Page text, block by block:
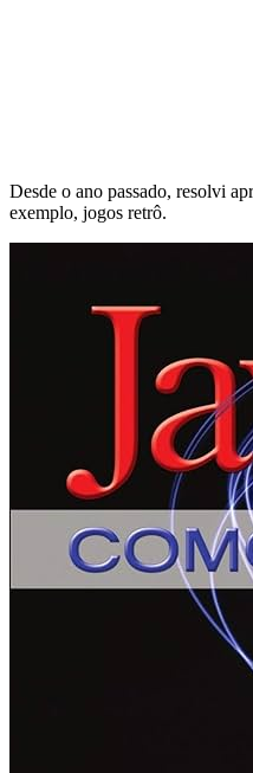
Desde o ano passado, resolvi
exemplo, jogos retrô.